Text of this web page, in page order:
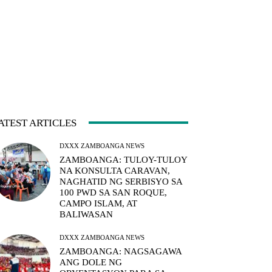
ARTICLES
DXXX ZAMBOANGA NEWS
ZAMBOANGA: TULOY-TULOY
NA KONSULTA CARAVAN,
NAGHATID NG SERBISYO SA
100 PWD SA SAN ROQUE,
CAMPO ISLAM, AT
BALIWASAN
DXXX ZAMBOANGA NEWS
ZAMBOANGA: NAGSAGAWA
ANG DOLE NG